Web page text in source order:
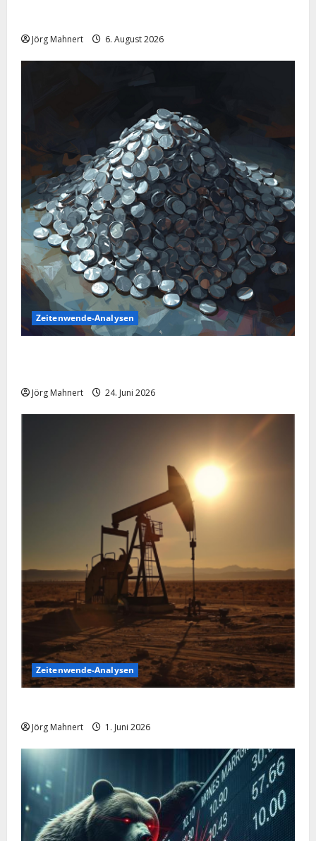
Jörg Mahnert 6. August 2026
Zeitenwende-Analysen
Jörg Mahnert 24. Juni 2026
Zeitenwende-Analysen
Jörg Mahnert 1. Juni 2026